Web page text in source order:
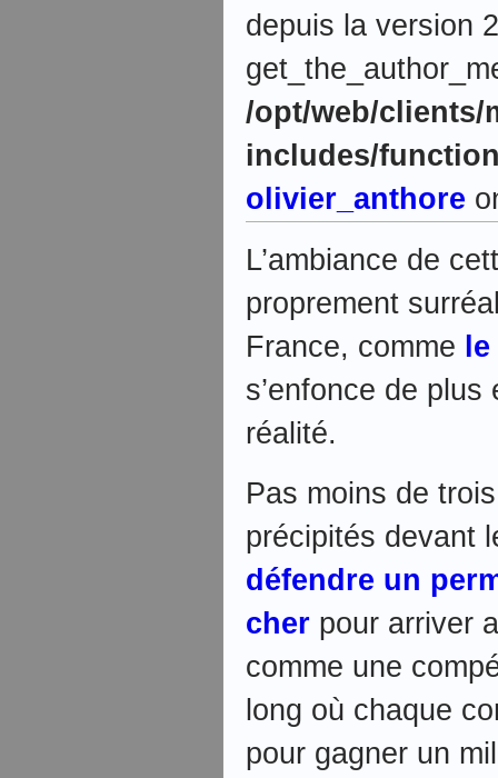
depuis la version
/opt/web/clients/
includes/
olivier_anthore
L’ambiance de
proprement
France, comme
s’enfonce de
réalité.
Pas moins de
précipités devant
défendre un
cher pour arriver
comme une
long où chaque
pour gagner un